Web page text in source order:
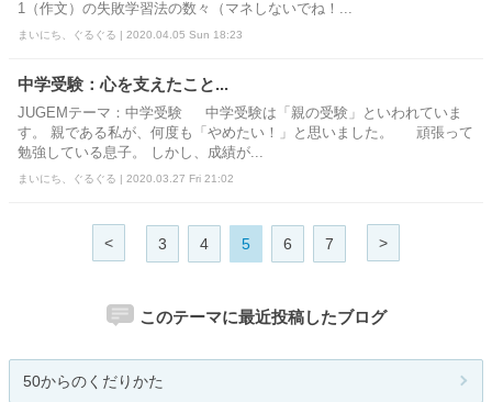
1（作文）の失敗学習法の数々（マネしないでね！...
まいにち、ぐるぐる | 2020.04.05 Sun 18:23
中学受験：心を支えたこと...
JUGEMテーマ：中学受験 中学受験は「親の受験」といわれていま
す。 親である私が、何度も「やめたい！」と思いました。 頑張って
勉強している息子。 しかし、成績が...
まいにち、ぐるぐる | 2020.03.27 Fri 21:02
< 3 4 5 6 7 >
このテーマに最近投稿したブログ
50からのくだりかた